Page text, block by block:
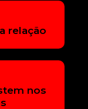
relação
nos